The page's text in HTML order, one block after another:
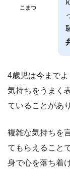
こまつ
4歳児は今までよ
気持ちをうまく
ていることがあ
複雑な気持ちを
てもらえること
身で心を落ち着